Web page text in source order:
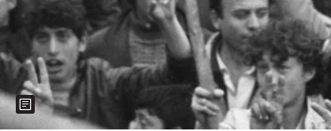
Zeigt weitere Informationen zum Bild